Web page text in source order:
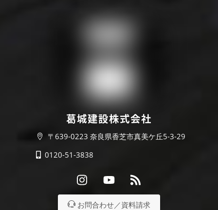
葛城建設株式会社
〒639-0223 奈良県香芝市真美ケ丘5-3-29
0120-51-3838
InstagramYoutube RSS
お問合わせ／資料請求